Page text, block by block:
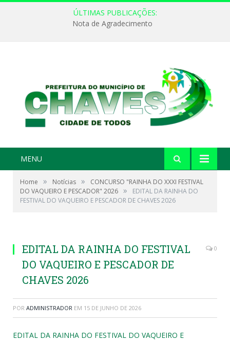
ÚLTIMAS PUBLICAÇÕES:
Nota de Agradecimento
MENU
Home » Notícias »
CONCURSO "RAINHA DO XXXI FESTIVAL
DO VAQUEIRO E PESCADOR" 2026 »
EDITAL DA RAINHA DO
FESTIVAL DO VAQUEIRO E PESCADOR DE CHAVES 2026
EDITAL DA RAINHA DO FESTIVAL
DO VAQUEIRO E PESCADOR DE
CHAVES 2026
0
POR ADMINISTRADOR EM 15 DE JUNHO DE 2026
EDITAL DA RAINHA DO FESTIVAL DO VAQUEIRO E